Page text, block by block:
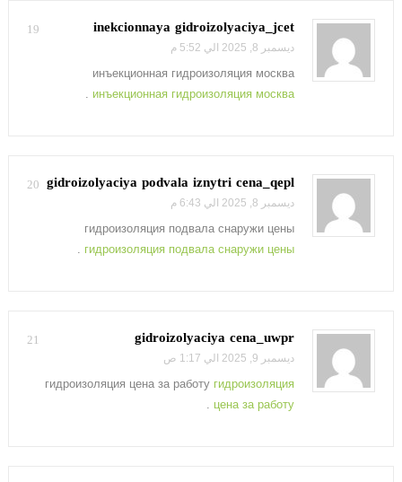
19 inekcionnaya gidroizolyaciya_jcet
ديسمبر 8, 2025 الي 5:52 م
инъекционная гидроизоляция москва
инъекционная гидроизоляция москва
.
20 gidroizolyaciya podvala iznytri cena_qepl
ديسمبر 8, 2025 الي 6:43 م
гидроизоляция подвала снаружи цены
гидроизоляция подвала снаружи цены
.
21 gidroizolyaciya cena_uwpr
ديسمبر 9, 2025 الي 1:17 ص
гидроизоляция цена за работу гидроизоляция
цена за работу
.